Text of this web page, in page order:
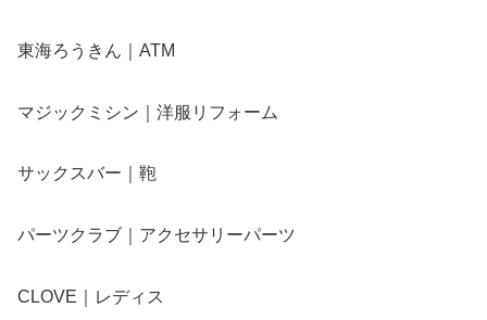
東海ろうきん｜ATM
マジックミシン｜洋服リフォーム
サックスバー｜鞄
パーツクラブ｜アクセサリーパーツ
CLOVE｜レディス